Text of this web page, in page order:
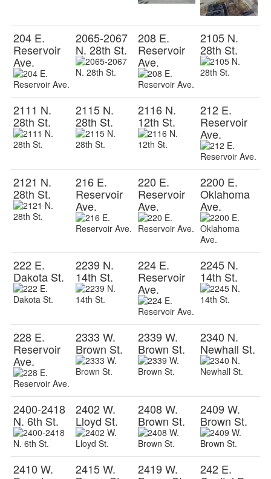
204 E.
Reservoir
Ave.
2065-2067
N. 28th St.
208 E.
Reservoir
Ave.
2105 N.
28th St.
2111 N.
28th St.
2115 N.
28th St.
2116 N.
12th St.
212 E.
Reservoir
Ave.
2121 N.
28th St.
216 E.
Reservoir
Ave.
220 E.
Reservoir
Ave.
2200 E.
Oklahoma
Ave.
222 E.
Dakota St.
2239 N.
14th St.
224 E.
Reservoir
Ave.
2245 N.
14th St.
228 E.
Reservoir
Ave.
2333 W.
Brown St.
2339 W.
Brown St.
2340 N.
Newhall St.
2400-2418
N. 6th St.
2402 W.
Lloyd St.
2408 W.
Brown St.
2409 W.
Brown St.
2410 W. 2415 W. 2419 W. 242 E.